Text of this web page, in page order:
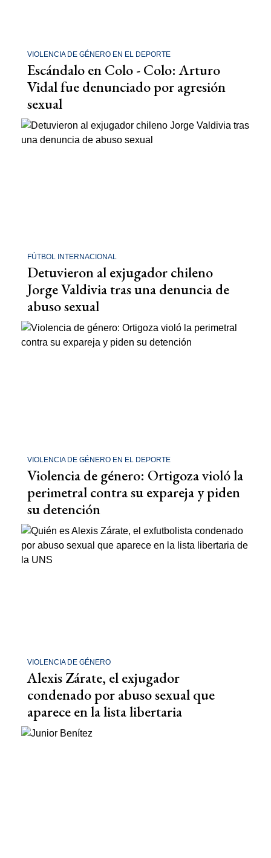
VIOLENCIA DE GÉNERO EN EL DEPORTE
Escándalo en Colo - Colo: Arturo
Vidal fue denunciado por agresión
sexual
FÚTBOL INTERNACIONAL
Detuvieron al exjugador chileno
Jorge Valdivia tras una denuncia de
abuso sexual
VIOLENCIA DE GÉNERO EN EL DEPORTE
Violencia de género: Ortigoza violó la
perimetral contra su expareja y piden
su detención
VIOLENCIA DE GÉNERO
Alexis Zárate, el exjugador
condenado por abuso sexual que
aparece en la lista libertaria